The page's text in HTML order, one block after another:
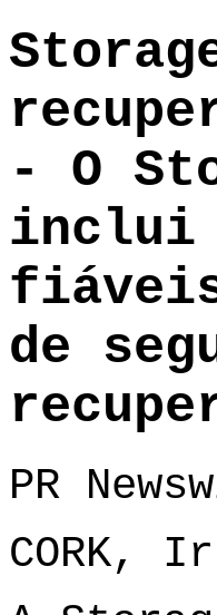
- O
inclui
fiáveis
de
PR
CORK,